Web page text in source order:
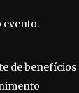
evento.
de benefícios